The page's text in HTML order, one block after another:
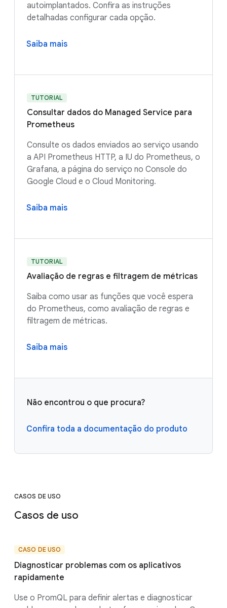
autoimplantados. Confira as instruções
detalhadas configurar cada opção.
Saiba mais
TUTORIAL
Consultar dados do Managed Service para
Prometheus
Consulte os dados enviados ao serviço usando
a API Prometheus HTTP, a IU do Prometheus, o
Grafana, a página do serviço no Console do
Google Cloud e o Cloud Monitoring.
Saiba mais
TUTORIAL
Avaliação de regras e filtragem de métricas
Saiba como usar as funções que você espera
do Prometheus, como avaliação de regras e
filtragem de métricas.
Saiba mais
Não encontrou o que procura?
Confira toda a documentação do produto
CASOS DE USO
Casos de uso
CASO DE USO
Diagnosticar problemas com os aplicativos
rapidamente
Use o PromQL para definir alertas e diagnosticar